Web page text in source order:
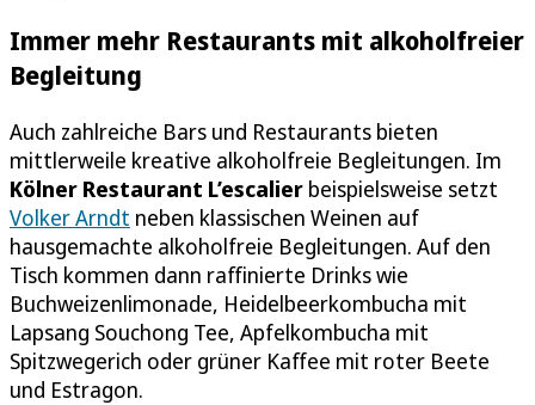
Immer mehr Restaurants mit alkoholfreier
Begleitung
Auch zahlreiche Bars und Restaurants bieten
mittlerweile kreative alkoholfreie Begleitungen. Im
Kölner Restaurant L’escalier beispielsweise setzt
Volker Arndt neben klassischen Weinen auf
hausgemachte alkoholfreie Begleitungen. Auf den
Tisch kommen dann raffinierte Drinks wie
Buchweizenlimonade, Heidelbeerkombucha mit
Lapsang Souchong Tee, Apfelkombucha mit
Spitzwegerich oder grüner Kaffee mit roter Beete
und Estragon.